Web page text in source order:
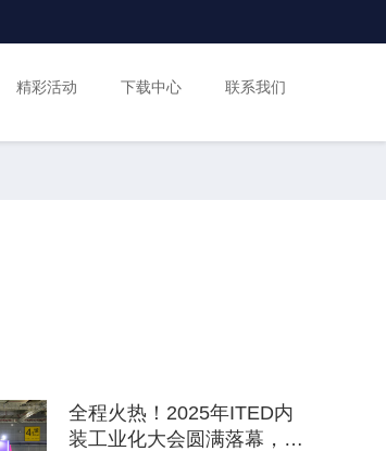
精彩活动 下载中心 联系我们
全程火热！2025年ITED内
装工业化大会圆满落幕，相